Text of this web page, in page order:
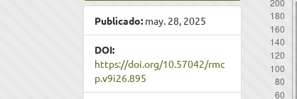
Publicado: may. 28, 2025
DOI:
https://doi.org/10.57042/rmc
p.v9i26.895